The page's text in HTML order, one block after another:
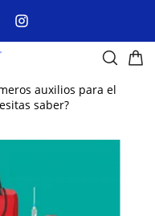
auxilios para el
saber?